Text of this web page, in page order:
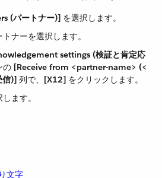
(パートナー)] ​ を選択します。
ナーを選択します。
settings (検証と肯定応
[Receive from <partner-name> (<
信)] ​ 列で、​ [X12] ​ をクリックします。
ます。
文字